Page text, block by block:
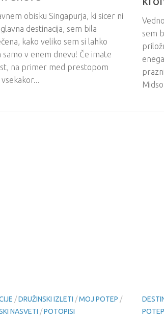
obisku Singapurja, ki sicer ni
destinacija, sem bila
kako veliko sem si lahko
samo v enem dnevu! Če imate
na primer med prestopom
sem
/DRUŽINSKI IZLETI /MOJ POTEP /
NASVETI /POTOPISI